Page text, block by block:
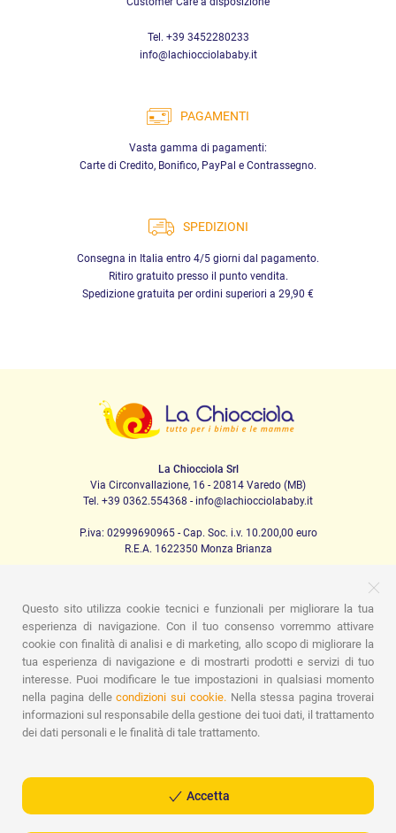
Tel. +39 3452280233
info@lachiocciolababy.it
PAGAMENTI
Vasta gamma di pagamenti:
Carte di Credito, Bonifico, PayPal e Contrassegno.
SPEDIZIONI
Consegna in Italia entro 4/5 giorni dal pagamento.
Ritiro gratuito presso il punto vendita.
Spedizione gratuita per ordini superiori a 29,90 €
La Chiocciola Srl
Via Circonvallazione, 16 - 20814 Varedo (MB)
Tel. +39 0362.554368 - info@lachiocciolababy.it
P.iva: 02999690965 - Cap. Soc. i.v. 10.200,00 euro
R.E.A. 1622350 Monza Brianza
PRODOTTI
Passeggio
Seggiolini Auto A casa Pappa
Nanna
Igiene
Mamma e bebè Abbigliamento Gioco
Gift card
Kit baby set
Idee regalo Camerette
Promozioni
Promozioni
Marchi
ASSISTENZA
Cookie Policy
Questo sito utilizza cookie tecnici e funzionali per migliorare la tua
esperienza di navigazione. Con il tuo consenso vorremmo attivare
cookie con finalità di analisi e di marketing, allo scopo di migliorare la
tua esperienza di navigazione e di mostrarti prodotti e servizi di tuo
interesse. Puoi modificare le tue impostazioni in qualsiasi momento
nella pagina dellecondizioni sui cookie.Nella stessa pagina troverai
informazioni sul responsabile della gestione dei tuoi dati, il trattamento
dei dati personali e le finalità di tale trattamento.
Accetta